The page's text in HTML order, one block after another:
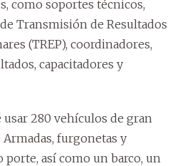
como soportes técnicos,
Transmisión de Resultados
(TREP), coordinadores,
capacitadores y
280 vehículos de gran
furgonetas y
porte, así como un barco, un